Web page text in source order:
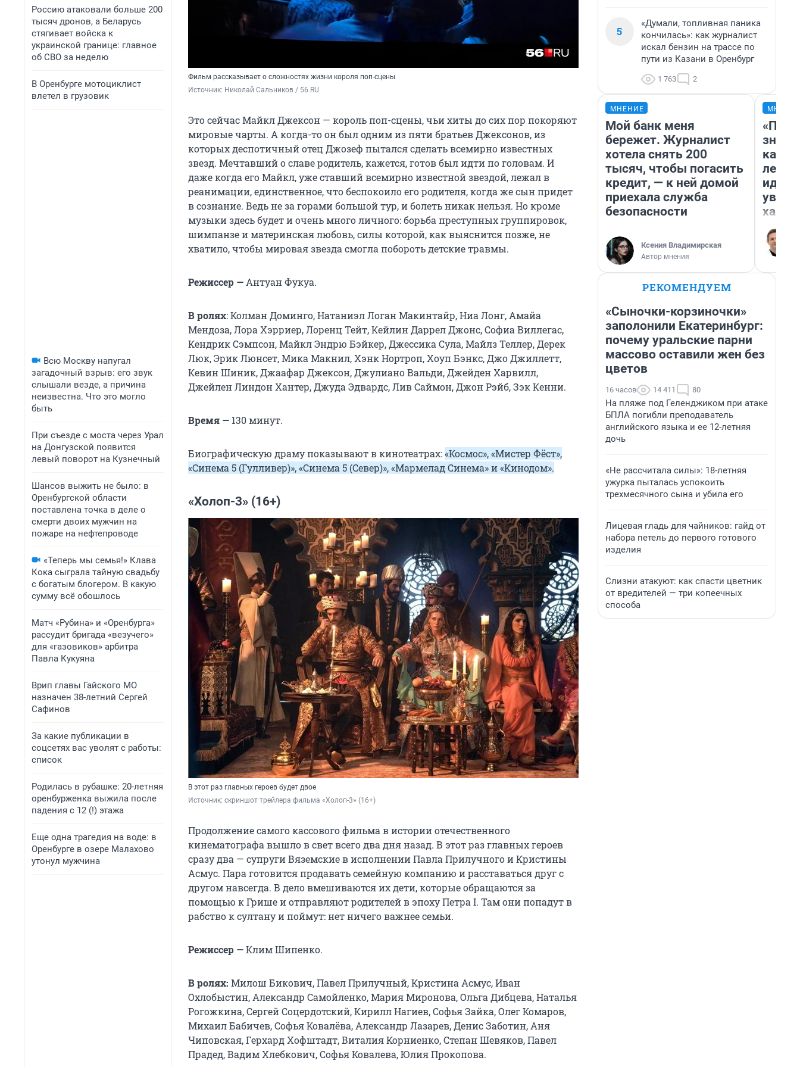
Россию атаковали больше 200
тысяч дронов, а Беларусь
стягивает войска к
украинской границе: главное
об СВО за неделю
В Оренбурге мотоциклист
влетел в грузовик
Всю Москву напугал
загадочный взрыв: его звук
слышали везде, а причина
неизвестна. Что это могло
быть
При съезде с моста через Урал
на Донгузской появится
левый поворот на Кузнечный
Шансов выжить не было: в
Оренбургской области
поставлена точка в деле о
смерти двоих мужчин на
пожаре на нефтепроводе
«Теперь мы семья!» Клава
Кока сыграла тайную свадьбу
с богатым блогером. В какую
сумму всё обошлось
Матч «Рубина» и «Оренбурга»
рассудит бригада «везучего»
для «газовиков» арбитра
Павла Кукуяна
Врип главы Гайского МО
назначен 38-летний Сергей
Сафинов
За какие публикации в
соцсетях вас уволят с работы:
список
Родилась в рубашке: 20-летняя
оренбурженка выжила после
падения с 12 (!) этажа
Еще одна трагедия на воде: в
Оренбурге в озере Малахово
утонул мужчина
Фильм рассказывает о сложностях жизни короля поп-сцены
Источник: Николай Сальников / 56.RU
Это сейчас Майкл Джексон — король поп-сцены, чьи хиты до сих пор покоряют
мировые чарты. А когда-то он был одним из пяти братьев Джексонов, из
которых деспотичный отец Джозеф пытался сделать всемирно известных
звезд. Мечтавший о славе родитель, кажется, готов был идти по головам. И
даже когда его Майкл, уже ставший всемирно известной звездой, лежал в
реанимации, единственное, что беспокоило его родителя, когда же сын придет
в сознание. Ведь не за горами большой тур, и болеть никак нельзя. Но кроме
музыки здесь будет и очень много личного: борьба преступных группировок,
шимпанзе и материнская любовь, силы которой, как выяснится позже, не
хватило, чтобы мировая звезда смогла побороть детские травмы.
Режиссер — Антуан Фукуа.
В ролях: Колман Доминго, Натаниэл Логан Макинтайр, Ниа Лонг, Амайа
Мендоза, Лора Хэрриер, Лоренц Тейт, Кейлин Даррел Джонс, Софиа Виллегас,
Кендрик Сэмпсон, Майкл Эндрю Бэйкер, Джессика Сула, Майлз Теллер, Дерек
Люк, Эрик Люнсет, Мика Макнил, Хэнк Нортроп, Хоуп Бэнкс, Джо Джиллетт,
Кевин Шиник, Джаафар Джексон, Джулиано Вальди, Джейден Харвилл,
Джейлен Линдон Хантер, Джуда Эдвардс, Лив Саймон, Джон Рэйб, Зэк Кенни.
Время — 130 минут.
Биографическую драму показывают в кинотеатрах:«Космос», «Мистер Фёст»,
«Синема 5 (Гулливер)», «Синема 5 (Север)», «Мармелад Синема» и «Кинодом».
«Холоп-3» (16+)
В этот раз главных героев будет двое
Источник: скриншот трейлера фильма «Холоп-3» (16+)
Продолжение самого кассового фильма в истории отечественного
кинематографа вышло в свет всего два дня назад. В этот раз главных героев
сразу два — супруги Вяземские в исполнении Павла Прилучного и Кристины
Асмус. Пара готовится продавать семейную компанию и расставаться друг с
другом навсегда. В дело вмешиваются их дети, которые обращаются за
помощью к Грише и отправляют родителей в эпоху Петра I. Там они попадут в
рабство к султану и поймут: нет ничего важнее семьи.
Режиссер —Клим Шипенко.
В ролях: Милош Бикович, Павел Прилучный, Кристина Асмус, Иван
Охлобыстин, Александр Самойленко, Мария Миронова, Ольга Дибцева, Наталья
Рогожкина, Сергей Соцердотский, Кирилл Нагиев, Софья Зайка, Олег Комаров,
Михаил Бабичев, Софья Ковалёва, Александр Лазарев, Денис Заботин, Аня
Чиповская, Герхард Хофштадт, Виталия Корниенко, Степан Шевяков, Павел
Прадед, Вадим Хлебкович, Софья Ковалева, Юлия Прокопова.
5
«Думали, топливная паника
кончилась»: как журналист
искал бензин на трассе по
пути из Казани в Оренбург
1 763 2
МНЕНИЕ
Мой банк меня
бережет. Журналист
хотела снять 200
тысяч, чтобы погасить
кредит, — к ней домой
приехала служба
безопасности
Ксения Владимирская
Автор мнения
идею
РЕКОМЕНДУЕМ
«Сыночки-корзиночки»
заполонили Екатеринбург:
почему уральские парни
массово оставили жен без
цветов
16 часов 14 411 80
На пляже под Геленджиком при атаке
БПЛА погибли преподаватель
английского языка и ее 12-летняя
дочь
«Не рассчитала силы»: 18-летняя
ужурка пыталась успокоить
трехмесячного сына и убила его
Лицевая гладь для чайников: гайд от
набора петель до первого готового
изделия
Слизни атакуют: как спасти цветник
от вредителей — три копеечных
способа